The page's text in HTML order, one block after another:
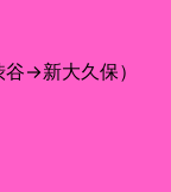
→新大久保）